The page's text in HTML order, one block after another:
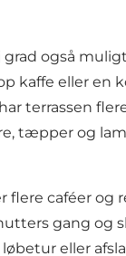
grad også
kaffe eller en
terrassen
tæpper og
flere caféer og
gang og
eller